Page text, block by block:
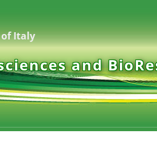
of Italy
and